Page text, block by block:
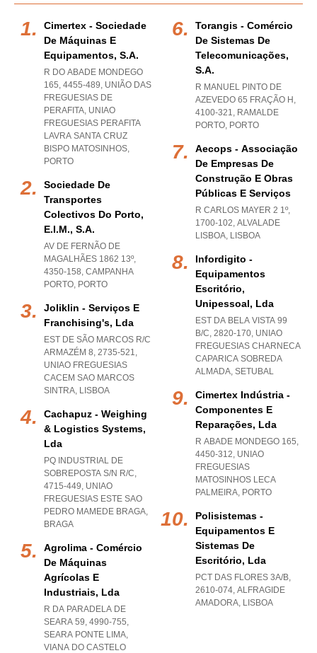
Cimertex - Sociedade
De Máquinas E
Equipamentos, S.a.
R DO ABADE MONDEGO
165, 4455-489, UNIÃO DAS
FREGUESIAS DE
PERAFITA, UNIAO
FREGUESIAS PERAFITA
LAVRA SANTA CRUZ
BISPO MATOSINHOS,
PORTO
Sociedade De
Transportes
Colectivos Do Porto,
E.i.m., S.a.
AV DE FERNÃO DE
MAGALHÃES 1862 13º,
4350-158, CAMPANHA
PORTO, PORTO
Joliklin - Serviços E
Franchising's, Lda
EST DE SÃO MARCOS R/C
ARMAZÉM 8, 2735-521,
UNIAO FREGUESIAS
CACEM SAO MARCOS
SINTRA, LISBOA
Cachapuz - Weighing
& Logistics Systems,
Lda
PQ INDUSTRIAL DE
SOBREPOSTA S/N R/C,
4715-449, UNIAO
FREGUESIAS ESTE SAO
PEDRO MAMEDE BRAGA,
BRAGA
Agrolima - Comércio
De Máquinas
Agrícolas E
Industriais, Lda
R DA PARADELA DE
SEARA 59, 4990-755,
SEARA PONTE LIMA,
VIANA DO CASTELO
Torangis - Comércio
De Sistemas De
Telecomunicações,
S.a.
R MANUEL PINTO DE
AZEVEDO 65 FRAÇÃO H,
4100-321, RAMALDE
PORTO, PORTO
Aecops - Associação
De Empresas De
Construção E Obras
Públicas E Serviços
R CARLOS MAYER 2 1º,
1700-102, ALVALADE
LISBOA, LISBOA
Infordigito -
Equipamentos
Escritório,
Unipessoal, Lda
EST DA BELA VISTA 99
B/C, 2820-170, UNIAO
FREGUESIAS CHARNECA
CAPARICA SOBREDA
ALMADA, SETUBAL
Cimertex Indústria -
Componentes E
Reparações, Lda
R ABADE MONDEGO 165,
4450-312, UNIAO
FREGUESIAS
MATOSINHOS LECA
PALMEIRA, PORTO
Polisistemas -
Equipamentos E
Sistemas De
Escritório, Lda
PCT DAS FLORES 3A/B,
2610-074, ALFRAGIDE
AMADORA, LISBOA